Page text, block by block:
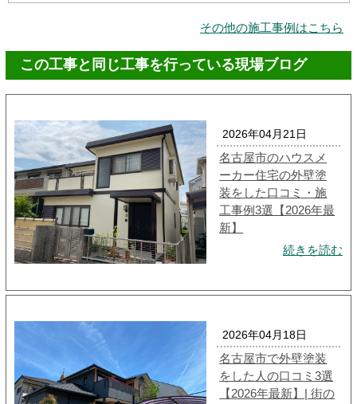
その他の施工事例はこちら
この工事と同じ工事を行っている現場ブログ
2026年04月21日
名古屋市のハウスメ
ーカー住宅の外壁塗
装をした口コミ・施
工事例3選【2026年最
新】
続きを読む
2026年04月18日
名古屋市で外壁塗装
をした人の口コミ3選
【2026年最新】| 街の